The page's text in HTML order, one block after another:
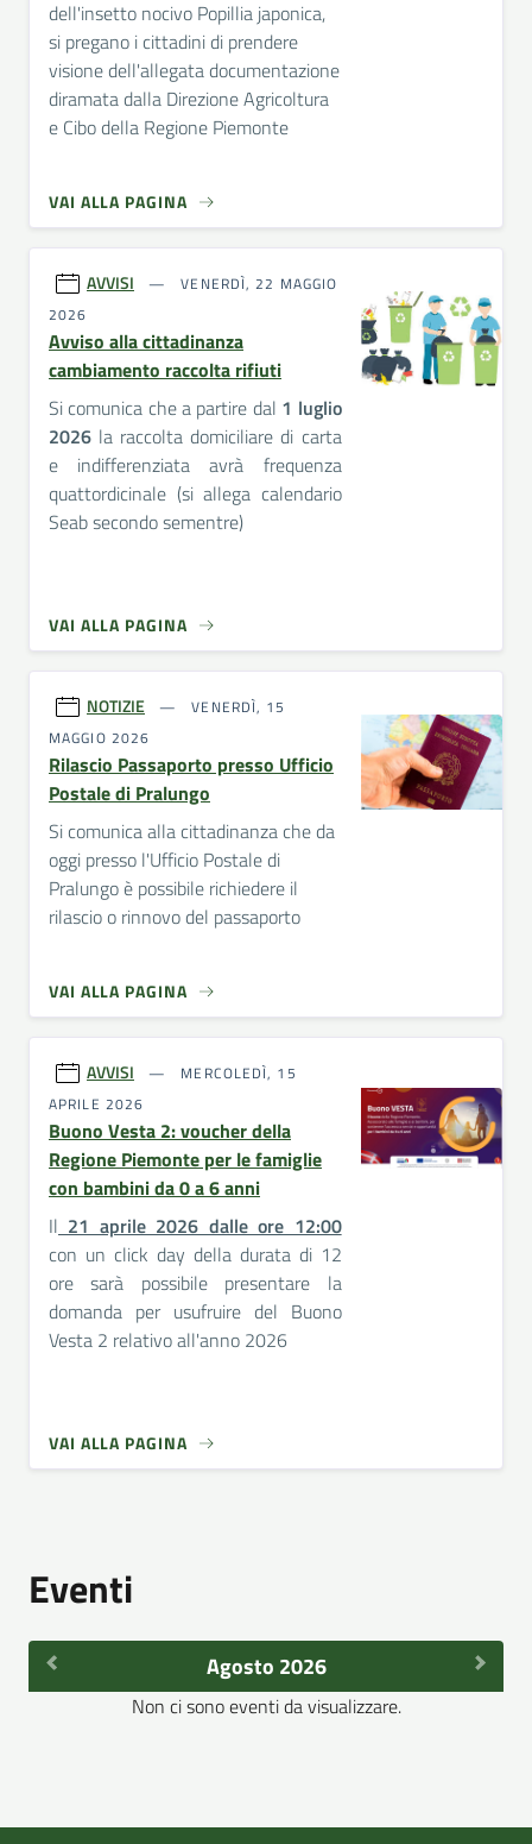
dell'insetto nocivo Popillia japonica,
si pregano i cittadini di prendere
visione dell'allegata documentazione
diramata dalla Direzione Agricoltura
e Cibo della Regione Piemonte
VAI ALLA PAGINA
AVVISI
VENERDÌ, 22 MAGGIO
2026
Avviso alla cittadinanza
cambiamento raccolta rifiuti
Si comunica che a partire dal 1 luglio
2026 la raccolta domiciliare di carta
e indifferenziata avrà frequenza
quattordicinale (si allega calendario
Seab secondo sementre)
VAI ALLA PAGINA
NOTIZIE
VENERDÌ, 15
MAGGIO 2026
Rilascio Passaporto presso Ufficio
Postale di Pralungo
Si comunica alla cittadinanza che da
oggi presso l'Ufficio Postale di
Pralungo è possibile richiedere il
rilascio o rinnovo del passaporto
VAI ALLA PAGINA
AVVISI
MERCOLEDÌ, 15
APRILE 2026
Buono Vesta 2: voucher della
Regione Piemonte per le famiglie
con bambini da 0 a 6 anni
Il 21 aprile 2026 dalle ore 12:00
con un click day della durata di 12
ore sarà possibile presentare la
domanda per usufruire del Buono
Vesta 2 relativo all'anno 2026
VAI ALLA PAGINA
Eventi
Agosto 2026
Non ci sono eventi da visualizzare.